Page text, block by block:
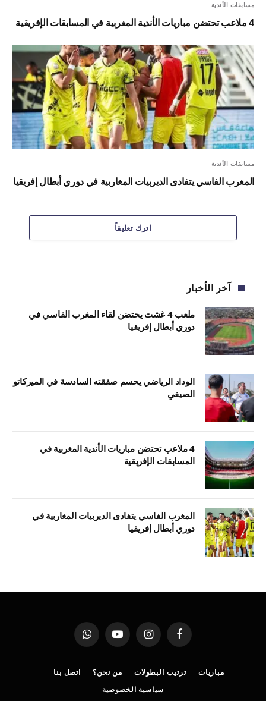
مسابقات الأندية
4 ملاعب تحتضن مباريات الأندية المغربية في المسابقات الإفريقية
مسابقات الأندية
المغرب الفاسي يتفادى الديربيات المغاربية في دوري أبطال إفريقيا
اترك تعليقاً
آخر الأخبار
ملعب 4 غشت يحتضن لقاء المغرب الفاسي في
دوري أبطال إفريقيا
الوداد الرياضي يحسم صفقته السادسة في الميركاتو
الصيفي
4 ملاعب تحتضن مباريات الأندية المغربية في
المسابقات الإفريقية
المغرب الفاسي يتفادى الديربيات المغاربية في
دوري أبطال إفريقيا
فيسبوك الانستغراميوتيوب واتساب
مباريات ترتيب البطولات من نحن؟
اتصل بنا
سياسية الخصوصية